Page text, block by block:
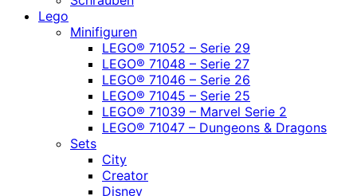
Lego
Minifiguren
LEGO® 71052 – Serie 29
LEGO® 71048 – Serie 27
LEGO® 71046 – Serie 26
LEGO® 71045 – Serie 25
LEGO® 71039 – Marvel Serie 2
LEGO® 71047 – Dungeons & Dragons
Sets
City
Creator
Disney